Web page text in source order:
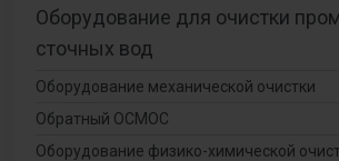
Оборудование для очистки
сточных вод
Оборудование механической очистки
Обратный ОСМОС
Оборудование физико-химической